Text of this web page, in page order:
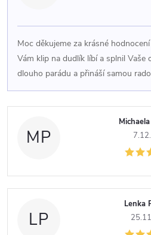
n
Moc děkujeme za krásné
Vám klip na dudlík líbí a splnil Vaše
dlouho parádu a přináší samou
MP
LP
Lenka